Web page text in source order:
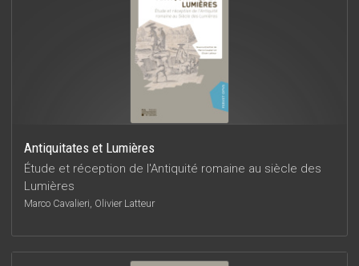
Antiquitates et Lumières
Étude et réception de l'Antiquité romaine au siècle des
Lumières
Marco Cavalieri, Olivier Latteur